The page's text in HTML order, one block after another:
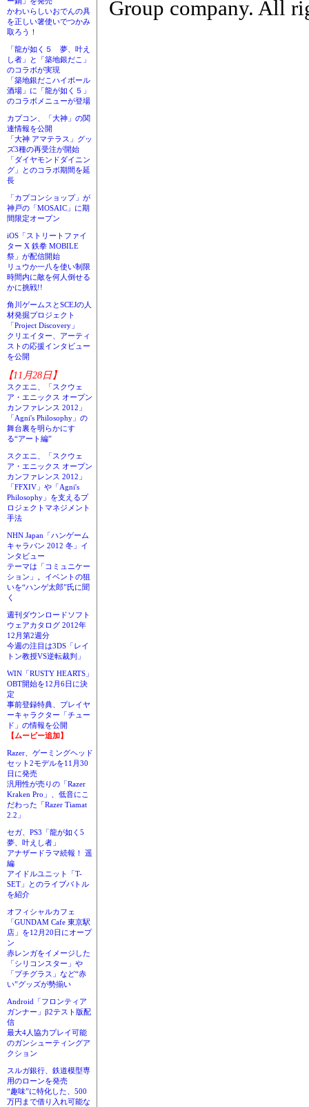
かわいらしいおでんの具
を正しい箸使いでつかみ
取ろう！
「龍が如く５ 夢、叶え
し者」と「築地銀だこ」
のコラボが実現
「築地銀だこハイボール
酒場」に「龍が如く５」
のコラボメニューが登場
カプコン、「大神」の関
連情報を公開
「大神 アマテラス」グッ
ズ3種の再受注が開始
「ダイヤモンドダイニン
グ」とのコラボ期間を延
長
「カプコンショップ」が
神戸の「MOSAIC」に期
間限定オープン
iOS「ストリートファイ
ター X 鉄拳 MOBILE
祭」が配信開始
リュウか一八を使い制限
時間内に敵を何人倒せる
かに挑戦!!
角川ゲームスとSCEJの人
材発掘プロジェクト
「Project Discovery」
クリエイター、アーティ
ストの応援インタビュー
を公開
【11月28日】
スクエニ、「スクウェ
ア・エニックス オープン
カンファレンス 2012」
「Agni's Philosophy」の
舞台裏を明らかにす
る“アート編”
スクエニ、「スクウェ
ア・エニックス オープン
カンファレンス 2012」
「FFXIV」や「Agni's
Philosophy」を支えるプ
ロジェクトマネジメント
手法
NHN Japan「ハンゲーム
キャラバン 2012 冬」イ
ンタビュー
テーマは「コミュニケー
ション」。イベントの狙
いを“ハンゲ太郎”氏に聞
く
週刊ダウンロードソフト
ウェアカタログ 2012年
12月第2週分
今週の注目は3DS「レイ
トン教授VS逆転裁判」
WIN「RUSTY HEARTS」
OBT開始を12月6日に決
定
事前登録特典、プレイヤ
ーキャラクター「チュー
ド」の情報を公開
【ムービー追加】
Razer、ゲーミングヘッド
セット2モデルを11月30
日に発売
汎用性が売りの「Razer
Kraken Pro」、低音にこ
だわった「Razer Tiamat
2.2」
セガ、PS3「龍が如く5
夢、叶えし者」
アナザードラマ続報！ 遥
編
アイドルユニット「T-
SET」とのライブバトル
を紹介
オフィシャルカフェ
「GUNDAM Cafe 東京駅
店」を12月20日にオープ
ン
赤レンガをイメージした
「シリコンスター」や
「プチグラス」など“赤
い”グッズが勢揃い
Android「フロンティア
ガンナー」β2テスト版配
信
最大4人協力プレイ可能
のガンシューティングア
クション
スルガ銀行、鉄道模型専
用のローンを発売
“趣味”に特化した、500
万円まで借り入れ可能な
Group company. All